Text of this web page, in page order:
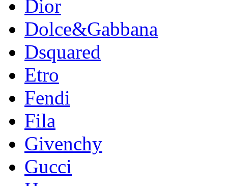
Dior
Dolce&Gabbana
Dsquared
Etro
Fendi
Fila
Givenchy
Gucci